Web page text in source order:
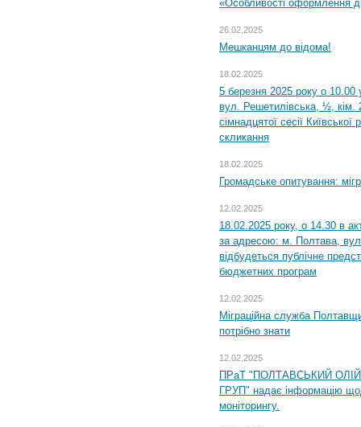
«Особливості оформлення
26.02.2025
Мешканцям до відома!
18.02.2025
5 березня 2025 року о 10.00
вул. Решетилівська, ½, кім.
сімнадцятої сесії
скликання
18.02.2025
Громадське опитування:
12.02.2025
18.02.2025 року, о 14.30 в
за адресою: м. Полтава,
відбудеться публічне
бюджетних програм
12.02.2025
Міграційна служба
потрібно знати
12.02.2025
ПРаТ "ПОЛТАВСЬКИЙ
ГРУП" надає інформацію
моніторингу.